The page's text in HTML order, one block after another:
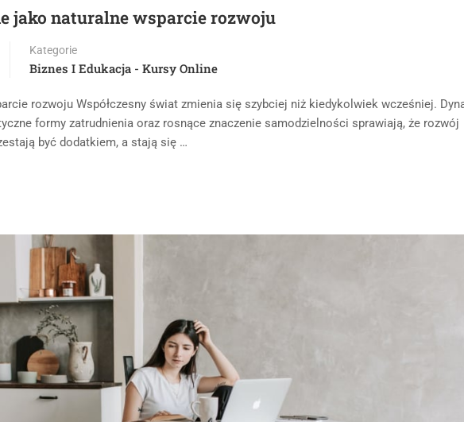
jako naturalne wsparcie rozwoju
Kategorie
Biznes I Edukacja - Kursy Online
rozwoju Współczesny świat zmienia się szybciej niż kiedykolwiek wcześniej.
formy zatrudnienia oraz rosnące znaczenie samodzielności sprawiają, że rozwój
być dodatkiem, a stają się …